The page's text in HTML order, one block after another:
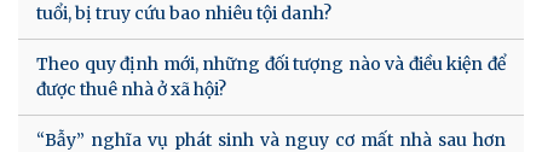
tuổi, bị truy cứu bao nhiêu tội danh?
Theo quy định mới, những đối tượng nào và điều kiện để
được thuê nhà ở xã hội?
“Bẫy” nghĩa vụ phát sinh và nguy cơ mất nhà sau hơn